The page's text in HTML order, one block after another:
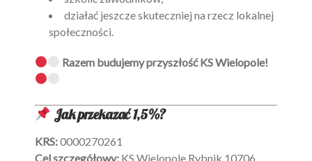
działać jeszcze skuteczniej na rzecz lokalnej
społeczności.
Razem budujemy przyszłość KS Wielopole!
Jak przekazać 1,5%?
KRS:0000270261
Cel szczegółowy: KS Wielopole Rybnik 10706